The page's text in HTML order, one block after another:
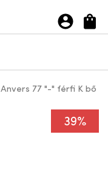
Anvers 77 "-" férfi K bő
39%